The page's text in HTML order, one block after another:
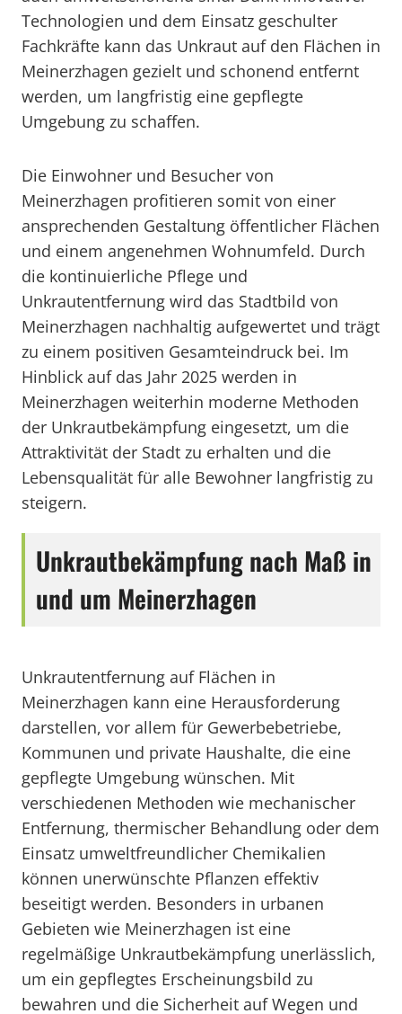
Technologien und dem Einsatz geschulter
Fachkräfte kann das Unkraut auf den Flächen in
Meinerzhagen gezielt und schonend entfernt
werden, um langfristig eine gepflegte
Umgebung zu schaffen.
Die Einwohner und Besucher von
Meinerzhagen profitieren somit von einer
ansprechenden Gestaltung öffentlicher Flächen
und einem angenehmen Wohnumfeld. Durch
die kontinuierliche Pflege und
Unkrautentfernung wird das Stadtbild von
Meinerzhagen nachhaltig aufgewertet und trägt
zu einem positiven Gesamteindruck bei. Im
Hinblick auf das Jahr 2025 werden in
Meinerzhagen weiterhin moderne Methoden
der Unkrautbekämpfung eingesetzt, um die
Attraktivität der Stadt zu erhalten und die
Lebensqualität für alle Bewohner langfristig zu
steigern.
Unkrautbekämpfung nach Maß in
und um Meinerzhagen
Unkrautentfernung auf Flächen in
Meinerzhagen kann eine Herausforderung
darstellen, vor allem für Gewerbebetriebe,
Kommunen und private Haushalte, die eine
gepflegte Umgebung wünschen. Mit
verschiedenen Methoden wie mechanischer
Entfernung, thermischer Behandlung oder dem
Einsatz umweltfreundlicher Chemikalien
können unerwünschte Pflanzen effektiv
beseitigt werden. Besonders in urbanen
Gebieten wie Meinerzhagen ist eine
regelmäßige Unkrautbekämpfung unerlässlich,
um ein gepflegtes Erscheinungsbild zu
bewahren und die Sicherheit auf Wegen und